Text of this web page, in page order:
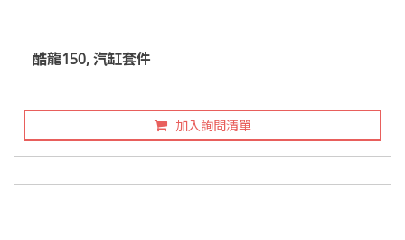
酷龍150, 汽缸套件
加入詢問清單